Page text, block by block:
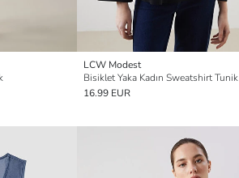
LCW Modest
Bisiklet Yaka Kadın Sweatshirt Tunik
16.99 EUR